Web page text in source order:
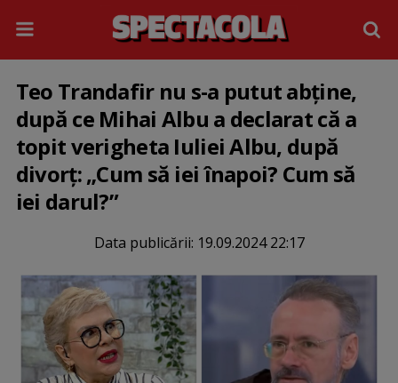
Teo Trandafir nu s-a putut abține,
după ce Mihai Albu a declarat că a
topit verigheta Iuliei Albu, după
divorț: „Cum să iei înapoi? Cum să
iei darul?”
Data publicării: 19.09.2024 22:17